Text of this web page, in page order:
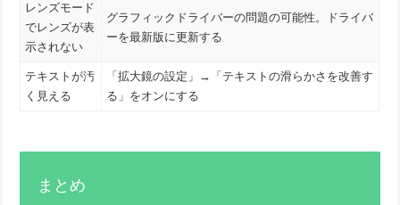
レンズモード
でレンズが表
示されない
グラフィックドライバーの問題の可能性。ドライバ
ーを最新版に更新する
テキストが汚
く見える
「拡大鏡の設定」→「テキストの滑らかさを改善す
る」をオンにする
まとめ